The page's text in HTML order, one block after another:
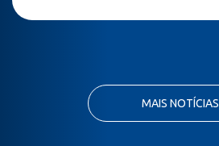
MAIS NOTÍCIAS